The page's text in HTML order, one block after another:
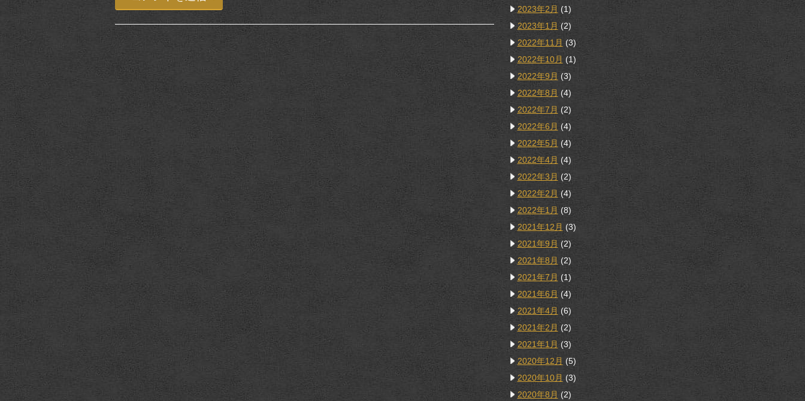
2023年2月 (1)
2023年1月 (2)
2022年11月(3)
2022年10月 (1)
2022年9月(3)
2022年8月 (4)
2022年7月 (2)
2022年6月 (4)
2022年5月 (4)
2022年4月 (4)
2022年3月 (2)
2022年2月 (4)
2022年1月 (8)
2021年12月 (3)
2021年9月 (2)
2021年8月 (2)
2021年7月 (1)
2021年6月 (4)
2021年4月 (6)
2021年2月 (2)
2021年1月(3)
2020年12月 (5)
2020年10月 (3)
2020年8月 (2)